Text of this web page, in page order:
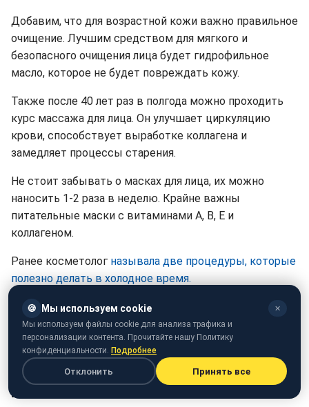
Добавим, что для возрастной кожи важно правильное
очищение. Лучшим средством для мягкого и
безопасного очищения лица будет гидрофильное
масло, которое не будет повреждать кожу.
Также после 40 лет раз в полгода можно проходить
курс массажа для лица. Он улучшает циркуляцию
крови, способствует выработке коллагена и
замедляет процессы старения.
Не стоит забывать о масках для лица, их можно
наносить 1-2 раза в неделю. Крайне важны
питательные маски с витаминами А, В, Е и
коллагеном.
Ранее косметолог называла две процедуры, которые
полезно делать в холодное время.
Также мы писали о5 способах, которые помогут
быстро и эффективно увлажнить потрескавшиеся
губы.
🍪 Мы используем cookie ✕
Мы используем файлы cookie для анализа трафика и
персонализации контента. Прочитайте нашу Политику
конфиденциальности. Подробнее
Отклонить Принять все